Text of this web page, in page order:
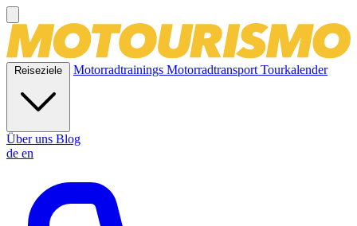
Reiseziele Motorradtrainings MotorradtransportTourkalender
Über uns Blog
de en